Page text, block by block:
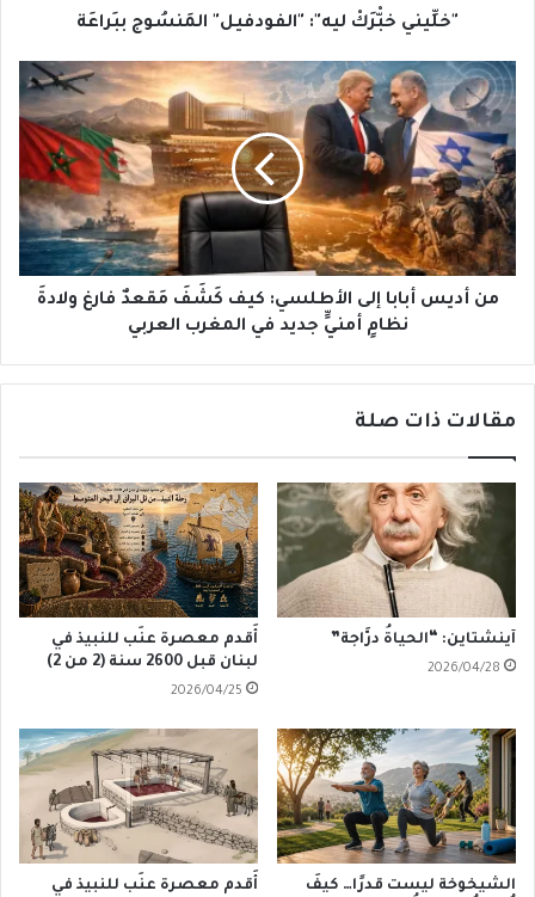
"خلِّيني خبّْرَكْ ليه": "الفودفيل" المَنسُوج ببَراعَة
من
أديس
أبابا
إلى
الأطلسي:
كيف
كَشَفَ
مَقعدٌ
فارغ
ولادةَ
المغرب
من أديس أبابا إلى الأطلسي: كيف كَشَفَ مَقعدٌ فارغ ولادةَ
نظامٍ أمنيٍّ جديد في المغرب العربي
مقالات ذات صلة
آينشتاين: “الحياةُ درَّاجة”
2026/04/28
أَقدم معصرة عنَب للنبيذ في
لبنان قبل 2600 سنة (2 من 2)
2026/04/25
الشيخوخة ليست قدرًا… كيفَ
أَقدم معصرة عنَب للنبيذ في